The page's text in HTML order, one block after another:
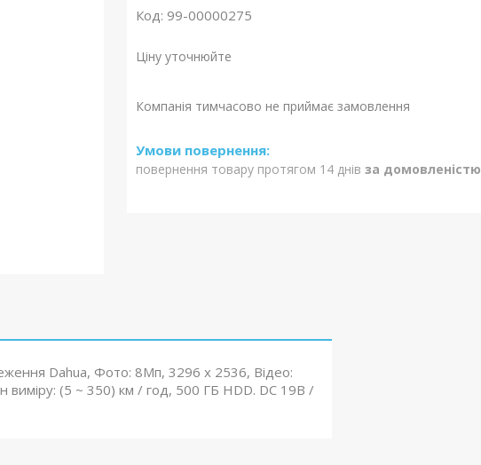
Код: 99-00000275
Ціну уточнюйте
Компанія тимчасово не приймає замовлення
повернення товару протягом 14 днів за домовленістю
Dahua, Фото: 8Mп, 3296 х 2536, Відео:
виміру: (5 ~ 350) км / год, 500 ГБ HDD. DC 19В /